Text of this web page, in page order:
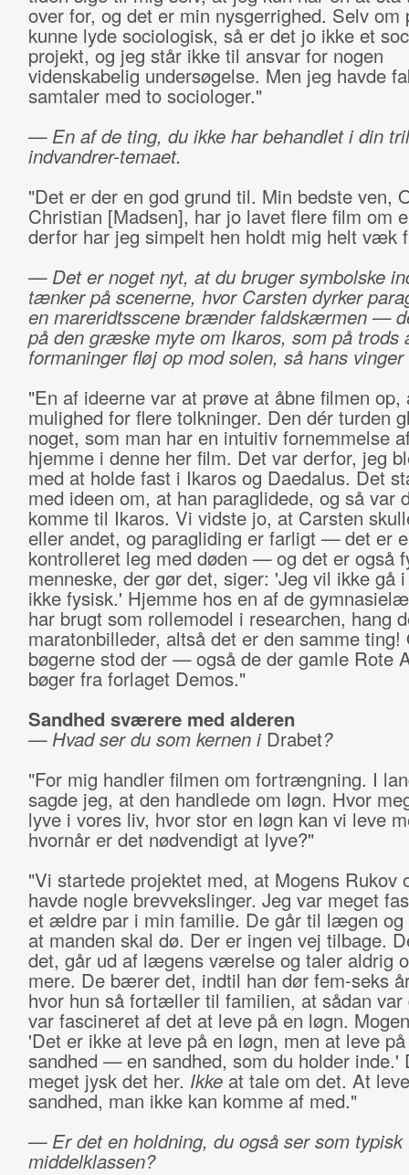
over for, og det er min nysgerrighed. Selv om
kunne lyde sociologisk, så er det jo ikke et
projekt, og jeg står ikke til ansvar for nogen
videnskabelig undersøgelse. Men jeg havde
samtaler med to sociologer."
— En af de ting, du ikke har behandlet i din
indvandrer-temaet.
"Det er der en god grund til. Min bedste ven,
Christian [Madsen], har jo lavet flere film om
derfor har jeg simpelt hen holdt mig helt væk
— Det er noget nyt, at du bruger symbolske
tænker på scenerne, hvor Carsten dyrker
en mareridtsscene brænder faldskærmen —
på den græske myte om Ikaros, som på trods
formaninger fløj op mod solen, så hans
"En af ideerne var at prøve at åbne filmen op,
mulighed for flere tolkninger. Den dér turden
noget, som man har en intuitiv fornemmelse
hjemme i denne her film. Det var derfor, jeg
med at holde fast i Ikaros og Daedalus. Det
med ideen om, at han paraglidede, og så var
komme til Ikaros. Vi vidste jo, at Carsten
eller andet, og paragliding er farligt —det er
kontrolleret leg med døden —og det er også
menneske, der gør det, siger: 'Jeg vil ikke gå
ikke fysisk.' Hjemme hos en af de
har brugt som rollemodel i researchen, hang
maratonbilleder, altså det er den samme ting!
bøgerne stod der —også de der gamle Rote
bøger fra forlaget Demos."
Sandhed sværere med alderen
— Hvad ser du som kernen i Drabet?
"For mig handler filmen om fortrængning. I
sagde jeg, at den handlede om løgn. Hvor
lyve i vores liv, hvor stor en løgn kan vi leve
hvornår er det nødvendigt at lyve?"
"Vi startede projektet med, at Mogens Rukov
havde nogle brevvekslinger. Jeg var meget
et ældre par i min familie. De går til lægen og
at manden skal dø. Der er ingen vej tilbage.
det, går ud af lægens værelse og taler aldrig
mere. De bærer det, indtil han dør fem-seks
hvor hun så fortæller til familien, at sådan var
var fascineret af det at leve på en løgn.
'Det er ikke at leve på en løgn, men at leve
sandhed —en sandhed, som du holder inde.'
meget jysk det her. Ikkeat tale om det. At
sandhed, man ikke kan komme af med."
— Er det en holdning, du også ser som typisk
middelklassen?